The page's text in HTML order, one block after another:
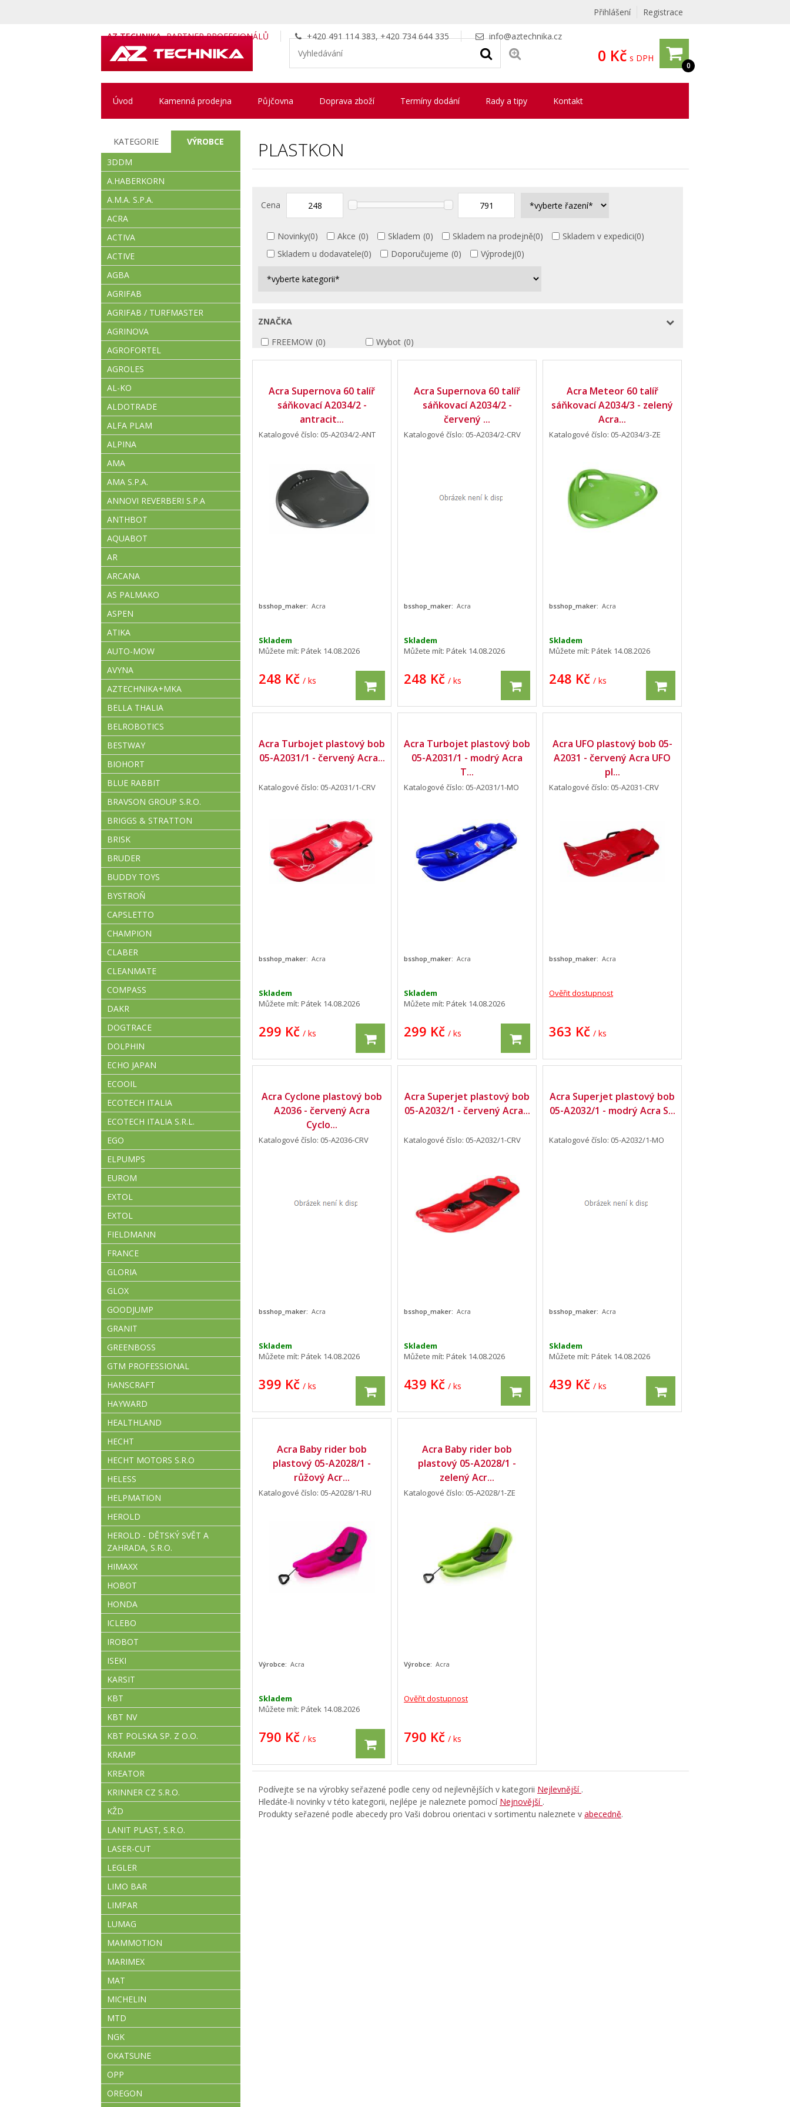
Přihlášení Registrace
AZ TECHNIKA PARTNER PROFESIONÁLŮ +420 491 114 383, +420 734 644 335 info@aztechnika.cz
0
0 Kč s DPH
Úvod Kamenná prodejna Půjčovna Doprava zboží Termíny dodání Rady a tipy Kontakt
PLASTKON
Cena
Novinky(0) Akce (0) Skladem (0) Skladem na prodejně(0) Skladem v expedici(0)
Skladem u dodavatele(0) Doporučujeme (0) Výprodej(0)
ZNAČKA
FREEMOW (0) Wybot (0)
Acra Supernova 60 talíř
sáňkovací A2034/2 -
antracit...
Katalogové číslo: 05-A2034/2-ANT
Skladem
Můžete mít: Pátek 14.08.2026
248 Kč / ks
bsshop_maker: Acra
Acra Supernova 60 talíř
sáňkovací A2034/2 -
červený ...
Katalogové číslo: 05-A2034/2-CRV
Skladem
Můžete mít: Pátek 14.08.2026
248 Kč / ks
bsshop_maker: Acra
Acra Meteor 60 talíř
sáňkovací A2034/3 - zelený
Acra...
Katalogové číslo: 05-A2034/3-ZE
Skladem
Můžete mít: Pátek 14.08.2026
248 Kč / ks
bsshop_maker: Acra
Acra Turbojet plastový bob
05-A2031/1 - červený Acra...
Katalogové číslo: 05-A2031/1-CRV
Skladem
Můžete mít: Pátek 14.08.2026
299 Kč / ks
bsshop_maker: Acra
Acra Turbojet plastový bob
05-A2031/1 - modrý Acra
T...
Katalogové číslo: 05-A2031/1-MO
Skladem
Můžete mít: Pátek 14.08.2026
299 Kč / ks
bsshop_maker: Acra
Acra UFO plastový bob 05-
A2031 - červený Acra UFO
pl...
Katalogové číslo: 05-A2031-CRV
Ověřit dostupnost
363 Kč / ks
bsshop_maker: Acra
Acra Cyclone plastový bob
A2036 - červený Acra
Cyclo...
Katalogové číslo: 05-A2036-CRV
Skladem
Můžete mít: Pátek 14.08.2026
399 Kč / ks
bsshop_maker: Acra
Acra Superjet plastový bob
05-A2032/1 - červený Acra...
Katalogové číslo: 05-A2032/1-CRV
Skladem
Můžete mít: Pátek 14.08.2026
439 Kč / ks
bsshop_maker: Acra
Acra Superjet plastový bob
05-A2032/1 - modrý Acra S...
Katalogové číslo: 05-A2032/1-MO
Skladem
Můžete mít: Pátek 14.08.2026
439 Kč / ks
bsshop_maker: Acra
Acra Baby rider bob
plastový 05-A2028/1 -
růžový Acr...
Katalogové číslo: 05-A2028/1-RU
Skladem
Můžete mít: Pátek 14.08.2026
790 Kč / ks
Výrobce: Acra
Acra Baby rider bob
plastový 05-A2028/1 -
zelený Acr...
Katalogové číslo: 05-A2028/1-ZE
Ověřit dostupnost
790 Kč / ks
Výrobce: Acra
Podívejte se na výrobky seřazené podle ceny od nejlevnějších v kategorii Nejlevnější .
Hledáte-li novinky v této kategorii, nejlépe je naleznete pomocí Nejnovější .
Produkty seřazené podle abecedy pro Vaši dobrou orientaci v sortimentu naleznete v abecedně.
KATEGORIE
VÝROBCE
3DDM
A.HABERKORN
A.M.A. S.P.A.
ACRA
ACTIVA
ACTIVE
AGBA
AGRIFAB
AGRIFAB / TURFMASTER
AGRINOVA
AGROFORTEL
AGROLES
AL-KO
ALDOTRADE
ALFA PLAM
ALPINA
AMA
AMA S.P.A.
ANNOVI REVERBERI S.P.A
ANTHBOT
AQUABOT
AR
ARCANA
AS PALMAKO
ASPEN
ATIKA
AUTO-MOW
AVYNA
AZTECHNIKA+MKA
BELLA THALIA
BELROBOTICS
BESTWAY
BIOHORT
BLUE RABBIT
BRAVSON GROUP S.R.O.
BRIGGS & STRATTON
BRISK
BRUDER
BUDDY TOYS
BYSTROŇ
CAPSLETTO
CHAMPION
CLABER
CLEANMATE
COMPASS
DAKR
DOGTRACE
DOLPHIN
ECHO JAPAN
ECOOIL
ECOTECH ITALIA
ECOTECH ITALIA S.R.L.
EGO
ELPUMPS
EUROM
EXTOL
EXTOL
FIELDMANN
FRANCE
GLORIA
GLOX
GOODJUMP
GRANIT
GREENBOSS
GTM PROFESSIONAL
HANSCRAFT
HAYWARD
HEALTHLAND
HECHT
HECHT MOTORS S.R.O
HELESS
HELPMATION
HEROLD
HEROLD - DĚTSKÝ SVĚT A
ZAHRADA, S.R.O.
HIMAXX
HOBOT
HONDA
ICLEBO
IROBOT
ISEKI
KARSIT
KBT
KBT NV
KBT POLSKA SP. Z O.O.
KRAMP
KREATOR
KRINNER CZ S.R.O.
KŽD
LANIT PLAST, S.R.O.
LASER-CUT
LEGLER
LIMO BAR
LIMPAR
LUMAG
MAMMOTION
MARIMEX
MAT
MICHELIN
MTD
NGK
OKATSUNE
OPP
OREGON